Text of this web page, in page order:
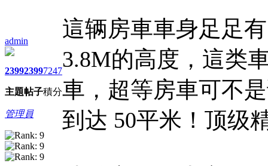
admin
2399
主題
2399
帖子
7247
積分
管理員
這辆房車車身足足
3.8M的高度，這类
車，超等房車可不
到达 50平米！顶级